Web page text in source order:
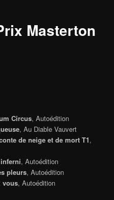
Masterton
Circus, Autoédition
, Au Diable Vauvert
de neige et de mort T1,
, Autoédition
pleurs, Autoédition
vous, Autoédition